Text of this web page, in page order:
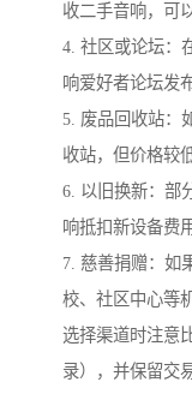
收二手音响，可
4. 社区或论坛：
响爱好者论坛发
5. 废品回收站：
收站，但价格较低
6. 以旧换新：部
响抵扣新设备费用
7. 慈善捐赠：如
校、社区中心等
选择渠道时注意
录），并保留交